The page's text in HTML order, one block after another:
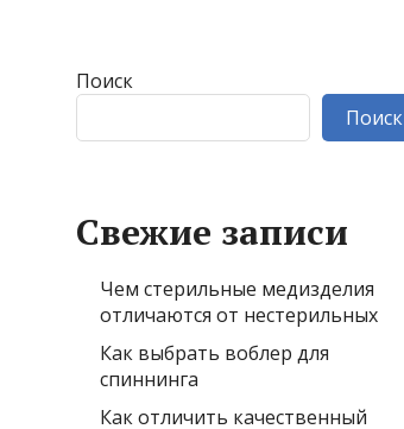
Поиск
Поиск
Свежие записи
Чем стерильные медизделия
отличаются от нестерильных
Как выбрать воблер для
спиннинга
Как отличить качественный